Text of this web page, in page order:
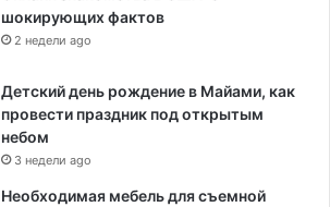
шокирующих фактов
2 недели ago
Детский день рождение в Майами, как
провести праздник под открытым
небом
3 недели ago
Необходимая мебель для съемной